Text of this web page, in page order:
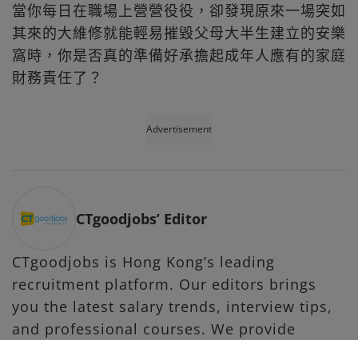
當你每日在職場上營營役役，卻發現原來一場突如
其來的大維修就能輕易摧毀父母大半生建立的安樂
窩時，你是否真的準備好承擔起成年人應有的家庭
財務責任了？
Advertisement
CTgoodjobs’ Editor
CTgoodjobs is Hong Kong’s leading
recruitment platform. Our editors brings
you the latest salary trends, interview tips,
and professional courses. We provide